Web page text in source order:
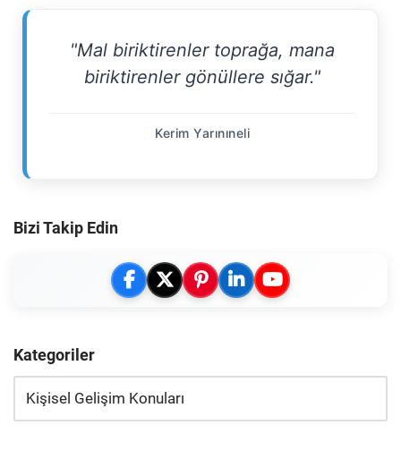
"Mal biriktirenler toprağa, mana
biriktirenler gönüllere sığar."
Kerim Yarınıneli
Bizi Takip Edin
Kategoriler